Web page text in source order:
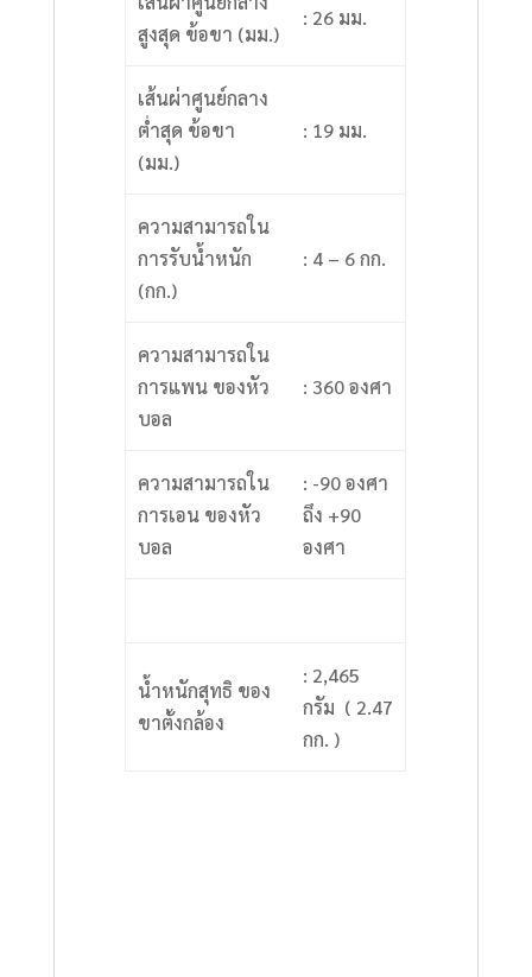
สูงสุด ข้อขา (มม.)
: 26 มม.
เส้นผ่าศูนย์กลาง
ต่ำสุด ข้อขา
(มม.)
: 19 มม.
ความสามารถใน
การรับน้ำหนัก
(กก.)
: 4 – 6 กก.
ความสามารถใน
การแพน ของหัว
บอล
: 360 องศา
ความสามารถใน
การเอน ของหัว
บอล
: -90 องศา
ถึง +90
องศา
น้ำหนักสุทธิ ของ
ขาตั้งกล้อง
: 2,465
กรัม ( 2.47
กก. )